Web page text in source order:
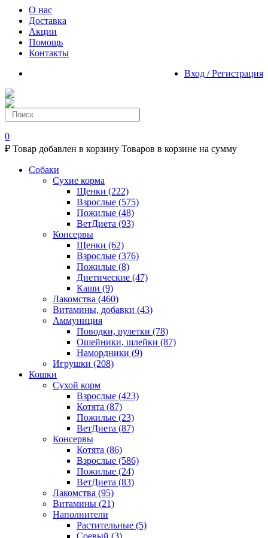
О нас
Доставка
Акции
Помощь
Контакты
Вход / Регистрация
0
₽ Товар добавлен в корзину Товаров в корзине на сумму
Собаки
Сухие корма
Щенки (222)
Взрослые (575)
Пожилые (48)
ВетДиета (93)
Консервы
Щенки (62)
Взрослые (376)
Пожилые (8)
Диетические (47)
Каши (9)
Лакомства (460)
Витамины, добавки (43)
Аммуниция
Поводки, рулетки (78)
Ошейники, шлейки (87)
Намордники (9)
Игрушки (208)
Кошки
Сухой корм
Взрослые (423)
Котята (87)
Пожилые (23)
ВетДиета (87)
Консервы
Котята (86)
Взрослые (586)
Пожилые (24)
ВетДиета (83)
Лакомства (95)
Витамины (21)
Наполнители
Растительные (5)
Соевый (3)